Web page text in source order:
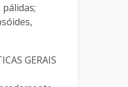
GERAIS